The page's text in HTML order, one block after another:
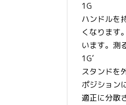
1G
ハンドルを
くなります
います。測
1G’
スタンドを
ポジション
適正に分散